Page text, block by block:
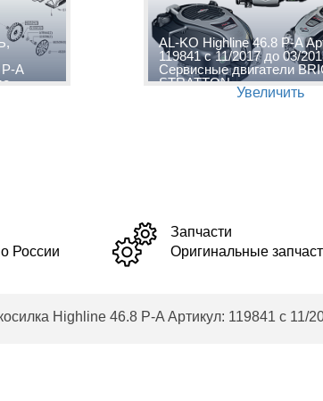
P-A
AL-KO Highline 46.8 P-A
119841 с 11/2017 до 03/
Сервисные двигатели
STRATTON
Увеличить
России
Запчасти
Оригинальные
Highline 46.8 P-A Артикул: 119841 с 11/